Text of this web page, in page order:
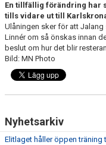
MATCHER
TRÄNINGSTIDER
MEDLEMSAVGIFTER 2026/
JL FYSIOCENTER
En tillfällig förändring har
tills vidare ut till
Ulåningen sker för att
Linnér om så önskas innan
beslut om hur det blir
Bild: MN Photo
Nyhetsarkiv
Elitlaget håller öppen